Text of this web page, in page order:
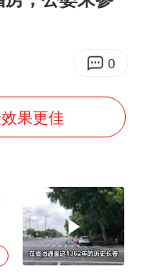
三”但要降薪1000元
97岁英国奶奶飞上天再破吉尼斯纪录
涨停
乡”最高温达41.8℃
27岁女子成组织卖淫集团主犯被通缉
如何把百年大党建设得更加坚强有力？
0
果更佳